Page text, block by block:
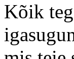
Kõik